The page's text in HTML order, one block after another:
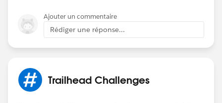
Ajouter un commentaire
Rédiger une réponse...
Trailhead Challenges